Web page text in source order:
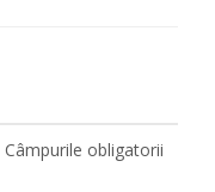
Câmpurile obligatorii